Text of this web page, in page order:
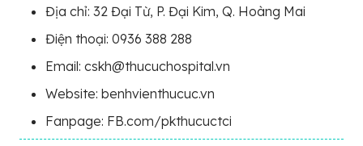
Địa chỉ: 32 Đại Từ, P. Đại Kim, Q. Hoàng Mai
Điện thoại: 0936 388 288
Email: cskh@thucuchospital.vn
Website: benhvienthucuc.vn
Fanpage: FB.com/pkthucuctci